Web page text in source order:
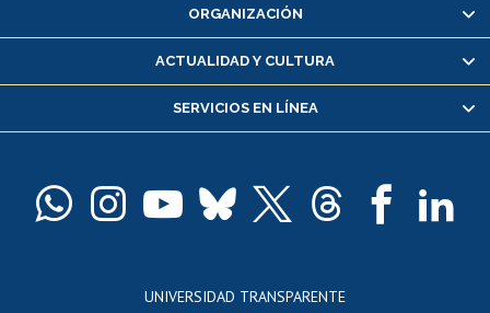
Consulta y certificado de notas
Servicio médico y dental
Pago de arancel y crédito alumnos
Docentes
ORGANIZACIÓN
ACTUALIDAD Y CULTURA
SERVICIOS EN LÍNEA
UNIVERSIDAD TRANSPARENTE